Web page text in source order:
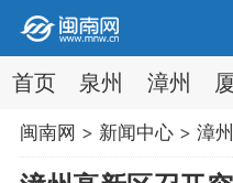
首页 泉州 漳州
闽南网 > 新闻中心> 漳州